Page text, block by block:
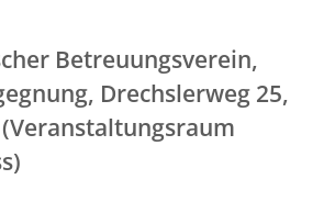
Betreuungsverein,
Drechslerweg 25,